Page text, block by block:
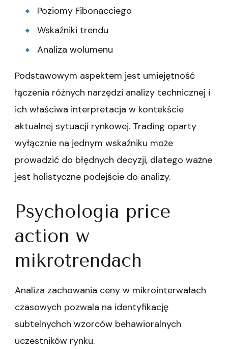
Poziomy Fibonacciego
Wskaźniki trendu
Analiza wolumenu
Podstawowym aspektem jest umiejętność
łączenia różnych narzędzi analizy technicznej i
ich właściwa interpretacja w kontekście
aktualnej sytuacji rynkowej. Trading oparty
wyłącznie na jednym wskaźniku może
prowadzić do błędnych decyzji, dlatego ważne
jest holistyczne podejście do analizy.
Psychologia price
action w
mikrotrendach
Analiza zachowania ceny w mikrointerwałach
czasowych pozwala na identyfikację
subtelnychch wzorców behawioralnych
uczestników rynku.